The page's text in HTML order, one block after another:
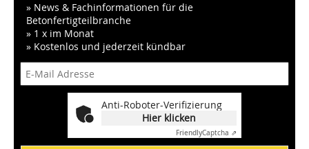
» News & Fachinformationen für die
Betonfertigteilbranche
» 1 x im Monat
» Kostenlos und jederzeit kündbar
Anti-Roboter-Verifizierung
Hier klicken
FriendlyCaptcha ⇗